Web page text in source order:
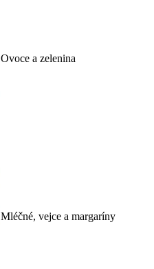
Ovoce a zelenina
Mléčné, vejce a margaríny